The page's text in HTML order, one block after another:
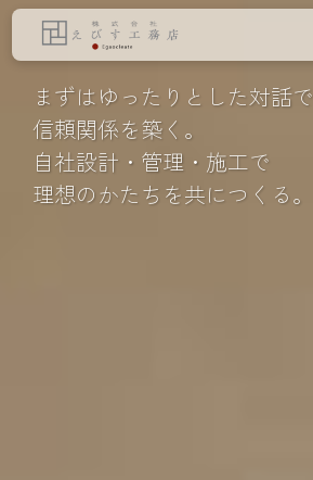
まずはゆったりとした対話で
信頼関係を築く。
自社設計・管理・施工で
理想のかたちを共につくる。